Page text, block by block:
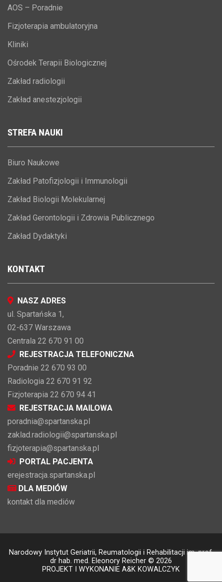
AOS – Poradnie
Fizjoterapia ambulatoryjna
Kliniki
Ośrodek Terapii Biologicznej
Zakład radiologii
Zakład anestezjologii
STREFA NAUKI
Biuro Naukowe
Zakład Patofizjologii i Immunologii
Zakład Biologii Molekularnej
Zakład Gerontologii i Zdrowia Publicznego
Zakład Dydaktyki
KONTAKT
NASZ ADRES
ul. Spartańska 1,
02-637 Warszawa
Centrala 22 670 91 00
REJESTRACJA TELEFONICZNA
Poradnie 22 670 93 00
Radiologia 22 670 91 92
Fizjoterapia 22 670 94 41
REJESTRACJA MAILOWA
poradnia@spartanska.pl
zaklad.radiologii@spartanska.pl
fizjoterapia@spartanska.pl
PORTAL PACJENTA
erejestracja.spartanska.pl
DLA MEDIÓW
kontakt dla mediów
Narodowy Instytut Geriatrii, Reumatologii i Rehabilitacji im. prof.
dr hab. med. Eleonory Reicher © 2026
PROJEKT I WYKONANIE A&K KOWALCZYK